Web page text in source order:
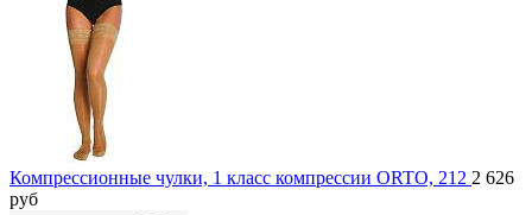
Компрессионные чулки, 1 класс компрессии ORTO, 212 2 626
руб